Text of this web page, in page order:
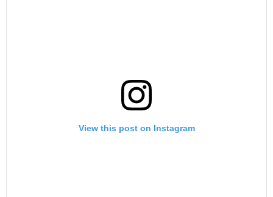
View this post on Instagram